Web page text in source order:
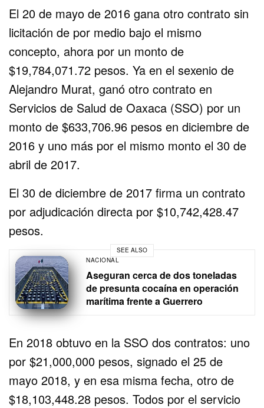
El 20 de mayo de 2016 gana otro contrato sin
licitación de por medio bajo el mismo
concepto, ahora por un monto de
$19,784,071.72 pesos. Ya en el sexenio de
Alejandro Murat, ganó otro contrato en
Servicios de Salud de Oaxaca (SSO) por un
monto de $633,706.96 pesos en diciembre de
2016 y uno más por el mismo monto el 30 de
abril de 2017.
El 30 de diciembre de 2017 firma un contrato
por adjudicación directa por $10,742,428.47
pesos.
SEE ALSO
NACIONAL
Aseguran cerca de dos toneladas
de presunta cocaína en operación
marítima frente a Guerrero
En 2018 obtuvo en la SSO dos contratos: uno
por $21,000,000 pesos, signado el 25 de
mayo 2018, y en esa misma fecha, otro de
$18,103,448.28 pesos. Todos por el servicio